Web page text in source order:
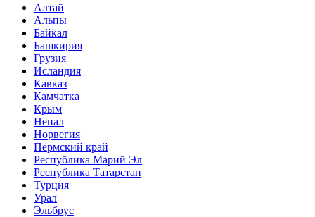
Алтай
Альпы
Байкал
Башкирия
Грузия
Исландия
Кавказ
Камчатка
Крым
Непал
Норвегия
Пермский край
Республика Марий Эл
Республика Татарстан
Турция
Урал
Эльбрус